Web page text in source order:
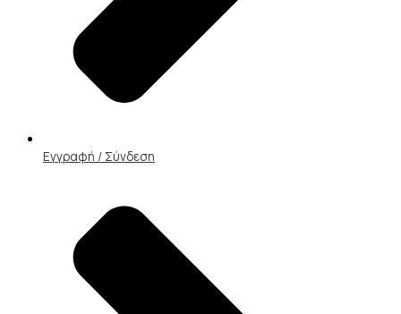
Εγγραφή / Σύνδεση